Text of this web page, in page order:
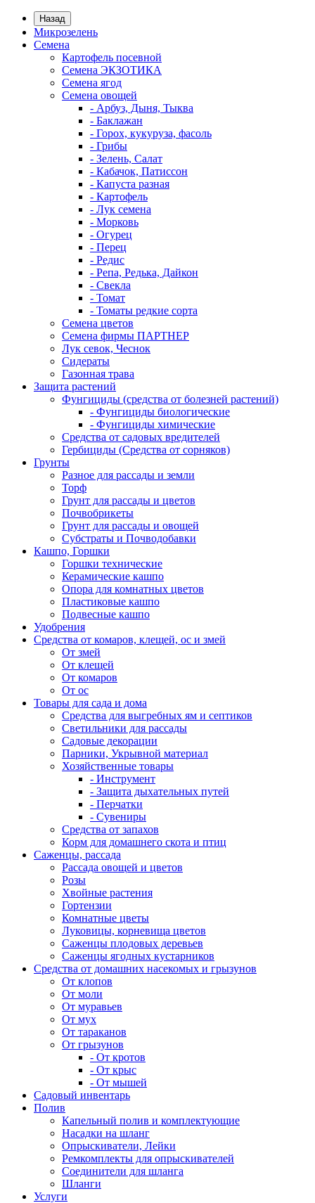
Назад
Микрозелень
Семена
Картофель посевной
Семена ЭКЗОТИКА
Семена ягод
Семена овощей
- Арбуз, Дыня, Тыква
- Баклажан
- Горох, кукуруза, фасоль
- Грибы
- Зелень, Салат
- Кабачок, Патиссон
- Капуста разная
- Картофель
- Лук семена
- Морковь
- Огурец
- Перец
- Редис
- Репа, Редька, Дайкон
- Свекла
- Томат
- Томаты редкие сорта
Семена цветов
Семена фирмы ПАРТНЕР
Лук севок, Чеснок
Сидераты
Газонная трава
Защита растений
Фунгициды (средства от болезней растений)
- Фунгициды биологические
- Фунгициды химические
Средства от садовых вредителей
Гербициды (Средства от сорняков)
Грунты
Разное для рассады и земли
Торф
Грунт для рассады и цветов
Почвобрикеты
Грунт для рассады и овощей
Субстраты и Почводобавки
Кашпо, Горшки
Горшки технические
Керамические кашпо
Опора для комнатных цветов
Пластиковые кашпо
Подвесные кашпо
Удобрения
Средства от комаров, клещей, ос и змей
От змей
От клещей
От комаров
От ос
Товары для сада и дома
Средства для выгребных ям и септиков
Светильники для рассады
Садовые декорации
Парники, Укрывной материал
Хозяйственные товары
- Инструмент
- Защита дыхательных путей
- Перчатки
- Сувениры
Средства от запахов
Корм для домашнего скота и птиц
Саженцы, рассада
Рассада овощей и цветов
Розы
Хвойные растения
Гортензии
Комнатные цветы
Луковицы, корневища цветов
Саженцы плодовых деревьев
Саженцы ягодных кустарников
Средства от домашних насекомых и грызунов
От клопов
От моли
От муравьев
От мух
От тараканов
От грызунов
- От кротов
- От крыс
- От мышей
Садовый инвентарь
Полив
Капельный полив и комплектующие
Насадки на шланг
Опрыскиватели, Лейки
Ремкомплекты для опрыскивателей
Соединители для шланга
Шланги
Услуги